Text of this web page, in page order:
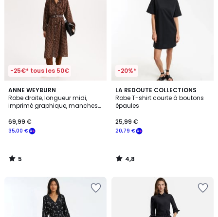
-25€* tous les 50€
ANNE WEYBURN
Robe droite, longueur midi,
imprimé graphique, manches
35,00 €
69,99 €
5
/
5
5
/
-20%*
LA REDOUTE COLLECTIONS
Robe T-shirt courte à boutons
épaules
20,79 €
25,99 €
4,8
/ 5
4,8
/